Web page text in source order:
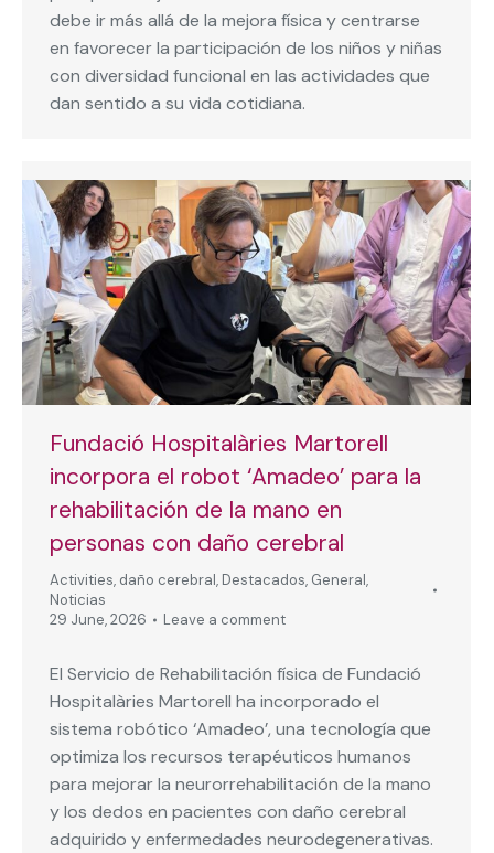
debe ir más allá de la mejora física y centrarse
en favorecer la participación de los niños y niñas
con diversidad funcional en las actividades que
dan sentido a su vida cotidiana.
Fundació Hospitalàries Martorell
incorpora el robot ‘Amadeo’ para la
rehabilitación de la mano en
personas con daño cerebral
Activities, daño cerebral, Destacados, General,
Noticias
29 June, 2026
Leave a comment
El Servicio de Rehabilitación física de Fundació
Hospitalàries Martorell ha incorporado el
sistema robótico ‘Amadeo’, una tecnología que
optimiza los recursos terapéuticos humanos
para mejorar la neurorrehabilitación de la mano
y los dedos en pacientes con daño cerebral
adquirido y enfermedades neurodegenerativas.